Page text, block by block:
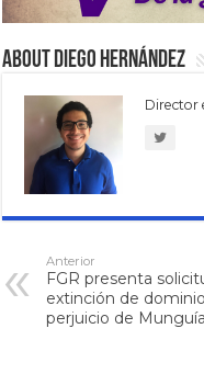
About Diego Hernández
Director
Anterior
FGR presenta
extinción de
perjuicio de